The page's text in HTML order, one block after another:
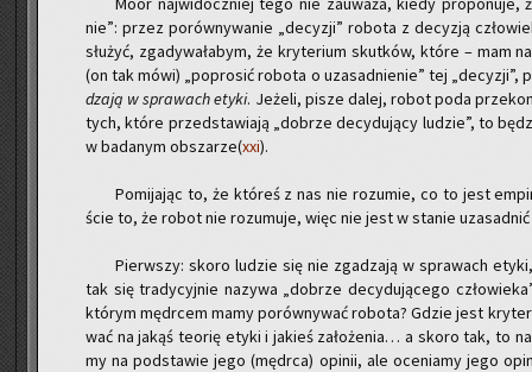
nie”: przez po­rów­ny­wa­nie „de­cy­zji” ro­bo­ta z de­cy­zją
słu­żyć, zga­dy­wa­ła­bym, że kry­te­rium skut­ków, które – mam
(on tak mówi) „po­pro­sić ro­bo­ta o uza­sad­nie­nie” tej „de­cy­zji”,
dza­ją w spra­wach etyki. Je­że­li, pisze dalej, robot poda
tych, które przed­sta­wia­ją „do­brze de­cy­du­ją­cy lu­dzie”, to
w ba­da­nym ob­sza­rze(xxi).
Po­mi­ja­jąc to, że któ­reś z nas nie ro­zu­mie, co to jest
ście to, że robot nie ro­zu­mu­je, więc nie jest w sta­nie
Pierw­szy: skoro lu­dzie się nie zga­dza­ją w spra­wach
tak się tra­dy­cyj­nie na­zy­wa „do­brze de­cy­du­ją­ce­go
któ­rym mę­dr­cem mamy po­rów­ny­wać ro­bo­ta? Gdzie jest
wać na jakąś teo­rię etyki i ja­kieś za­ło­że­nia… a skoro tak, to
my na pod­sta­wie jego (mę­dr­ca) opi­nii, ale oce­nia­my jego